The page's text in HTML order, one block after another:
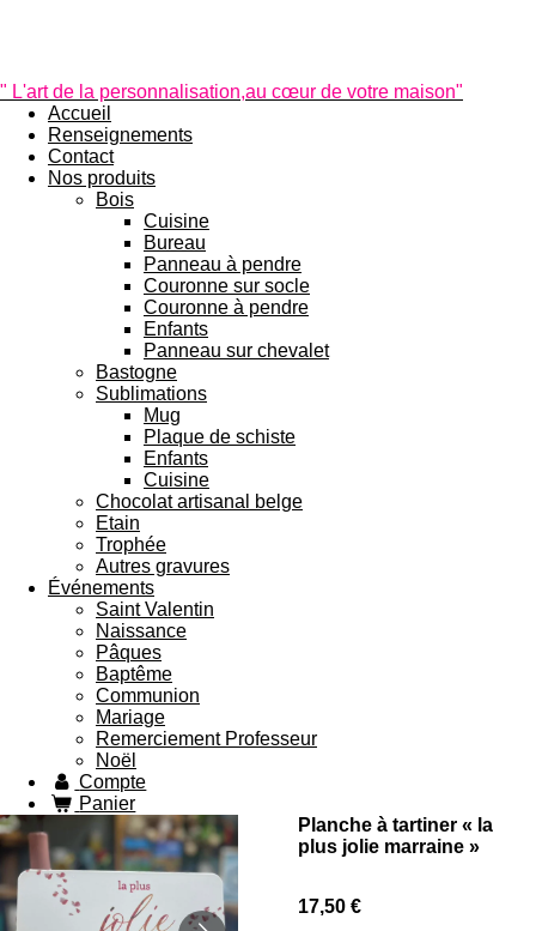
" L'art de la personnalisation,au cœur de votre maison"
Accueil
Renseignements
Contact
Nos produits
Bois
Cuisine
Bureau
Panneau à pendre
Couronne sur socle
Couronne à pendre
Enfants
Panneau sur chevalet
Bastogne
Sublimations
Mug
Plaque de schiste
Enfants
Cuisine
Chocolat artisanal belge
Etain
Trophée
Autres gravures
Événements
Saint Valentin
Naissance
Pâques
Baptême
Communion
Mariage
Remerciement Professeur
Noël
Compte
Panier
Planche à tartiner « la
plus jolie marraine »
17,50 €